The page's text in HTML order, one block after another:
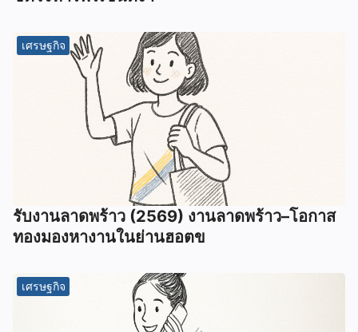
เศรษฐกิจ
รับงานลาดพร้าว (2569) งานลาดพร้าว–โอกาส
ทองมองหางานในย่านฮอตข
เศรษฐกิจ